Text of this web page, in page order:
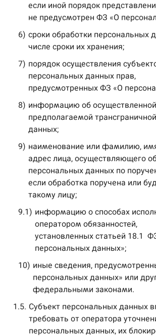
если иной порядок
не предусмотрен ФЗ «О
6) сроки обработки персональных
числе сроки их хранения;
7) порядок осуществления
персональных данных прав,
предусмотренных ФЗ «О
8) информацию об
предполагаемой
данных;
9) наименование или фамилию,
адрес лица, осуществляющего
персональных данных по
если обработка поручена или
такому лицу;
9.1) информацию о способах
оператором обязанностей,
установленных статьей 18.1
персональных данных»;
10) иные сведения,
персональных данных» или
федеральными законами.
1.5. Субъект персональных данных
требовать от оператора
персональных данных, их